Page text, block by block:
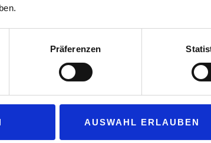
Präferenzen
AUSWAHL ERLAUBEN
Grundreinigung größerer Polster- oder
Cleaning ab, also die schnelle
einfach entnehmen und befüllen. Wenn der
entnommen und entleert
erfolgt über zwei Knöpfe für Pumpen
Wasser und wenig bis keine Chemie zum
robust und auf eine lange Lebensdauer